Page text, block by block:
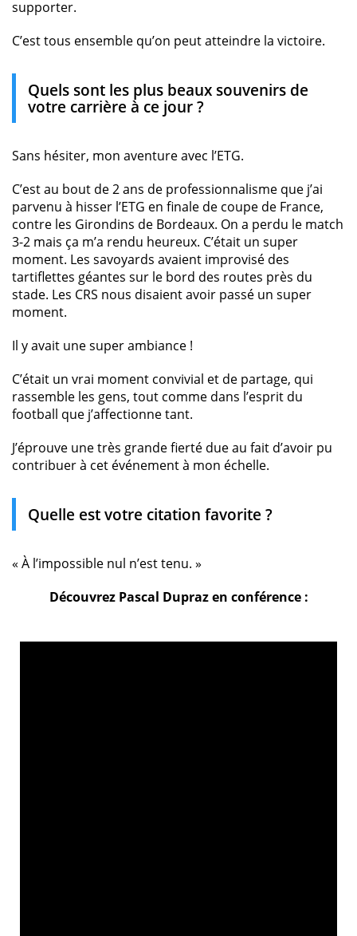
supporter.
C’est tous ensemble qu’on peut atteindre la victoire.
Quels sont les plus beaux souvenirs de
votre carrière à ce jour ?
Sans hésiter, mon aventure avec l’ETG.
C’est au bout de 2 ans de professionnalisme que j’ai
parvenu à hisser l’ETG en finale de coupe de France,
contre les Girondins de Bordeaux. On a perdu le match
3-2 mais ça m’a rendu heureux. C’était un super
moment. Les savoyards avaient improvisé des
tartiflettes géantes sur le bord des routes près du
stade. Les CRS nous disaient avoir passé un super
moment.
Il y avait une super ambiance !
C’était un vrai moment convivial et de partage, qui
rassemble les gens, tout comme dans l’esprit du
football que j’affectionne tant.
J’éprouve une très grande fierté due au fait d’avoir pu
contribuer à cet événement à mon échelle.
Quelle est votre citation favorite ?
« À l’impossible nul n’est tenu. »
Découvrez Pascal Dupraz en conférence :